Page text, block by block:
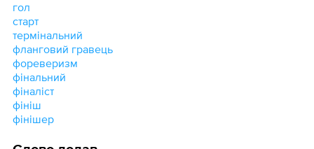
гол
старт
термінальний
фланговий гравець
фореверизм
фінальний
фіналіст
фініш
фінішер